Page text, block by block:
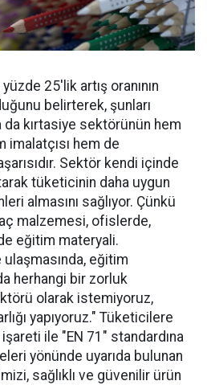
25'lik artış oranının
belirterek, şunları
kırtasiye sektörünün hem
imalatçısı hem de
Sektör kendi içinde
tüketicinin daha uygun
almasını sağlıyor. Çünkü
malzemesi, ofislerde,
eğitim materyali.
ulaşmasında, eğitim
herhangi bir zorluk
olarak istemiyoruz,
yapıyoruz." Tüketicilere
ile "EN 71" standardına
yönünde uyarıda bulunan
sağlıklı ve güvenilir ürün